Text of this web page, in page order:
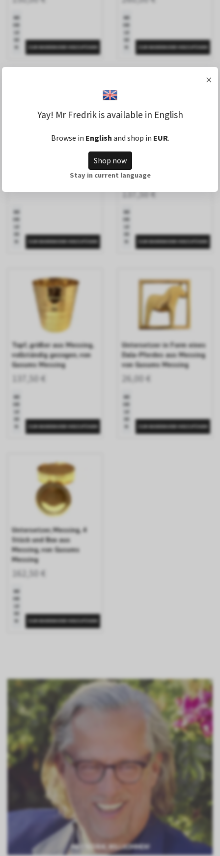
MR FREDRIK, WILLKOMMEN!
ME
HR
LE
SE
ME
HR
LE
SE
ME
HR
LE
SE
Topf, größer aus Messing,
komplett gezogen,
vernickelt, von Gusums
Messing
137,50 €
ME
HR
LE
SE
Topf, größer aus Messing,
vollständig gezogen, von
Gusums Messing
137,50 €
ME
HR
LE
SE
Untersetzer in Form eines
Dala-Pferdes aus Messing
von Gusums Messing
26,00 €
ME
HR
LE
SE
Untersetzer, Messing, 4
Stück und Box aus
Messing, von Gusums
Messing
162,50 €
ME
HR
LE
SE
×
Yay! Mr Fredrik is available in English
Browse in English and shop in EUR.
Shop now
Stay in current language